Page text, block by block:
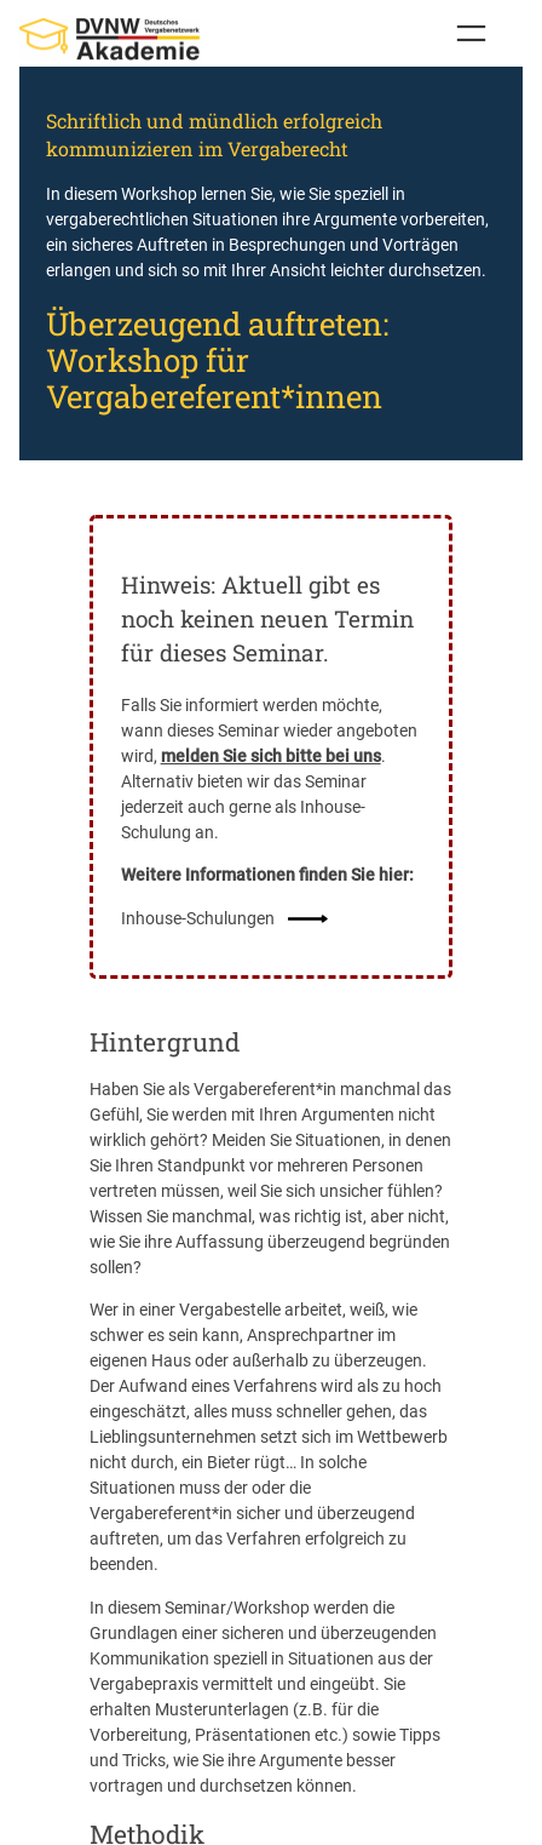
Inhalt
springen
Schriftlich und mündlich erfolgreich
kommunizieren im Vergaberecht
In diesem Workshop lernen Sie, wie Sie speziell in
vergaberechtlichen Situationen ihre Argumente vorbereiten,
ein sicheres Auftreten in Besprechungen und Vorträgen
erlangen und sich so mit Ihrer Ansicht leichter durchsetzen.
Überzeugend auftreten:
Workshop für
Vergabereferent*innen
Hinweis: Aktuell gibt es
noch keinen neuen Termin
für dieses Seminar.
Falls Sie informiert werden möchte,
wann dieses Seminar wieder angeboten
wird, melden Sie sich bitte bei uns.
Alternativ bieten wir das Seminar
jederzeit auch gerne als Inhouse-
Schulung an.
Weitere Informationen finden Sie hier:
Inhouse-Schulungen
Hintergrund
Haben Sie als Vergabereferent*in manchmal das
Gefühl, Sie werden mit Ihren Argumenten nicht
wirklich gehört? Meiden Sie Situationen, in denen
Sie Ihren Standpunkt vor mehreren Personen
vertreten müssen, weil Sie sich unsicher fühlen?
Wissen Sie manchmal, was richtig ist, aber nicht,
wie Sie ihre Auffassung überzeugend begründen
sollen?
Wer in einer Vergabestelle arbeitet, weiß, wie
schwer es sein kann, Ansprechpartner im
eigenen Haus oder außerhalb zu überzeugen.
Der Aufwand eines Verfahrens wird als zu hoch
eingeschätzt, alles muss schneller gehen, das
Lieblingsunternehmen setzt sich im Wettbewerb
nicht durch, ein Bieter rügt… In solche
Situationen muss der oder die
Vergabereferent*in sicher und überzeugend
auftreten, um das Verfahren erfolgreich zu
beenden.
In diesem Seminar/Workshop werden die
Grundlagen einer sicheren und überzeugenden
Kommunikation speziell in Situationen aus der
Vergabepraxis vermittelt und eingeübt. Sie
erhalten Musterunterlagen (z.B. für die
Vorbereitung, Präsentationen etc.) sowie Tipps
und Tricks, wie Sie ihre Argumente besser
vortragen und durchsetzen können.
Methodik